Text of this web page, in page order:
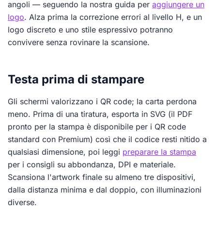
angoli — seguendo la nostra guida per aggiungere un
logo. Alza prima la correzione errori al livello H, e un
logo discreto e uno stile espressivo potranno
convivere senza rovinare la scansione.
Testa prima di stampare
Gli schermi valorizzano i QR code; la carta perdona
meno. Prima di una tiratura, esporta in SVG (il PDF
pronto per la stampa è disponibile per i QR code
standard con Premium) così che il codice resti nitido a
qualsiasi dimensione, poi leggi preparare la stampa
per i consigli su abbondanza, DPI e materiale.
Scansiona l'artwork finale su almeno tre dispositivi,
dalla distanza minima e dal doppio, con illuminazioni
diverse.